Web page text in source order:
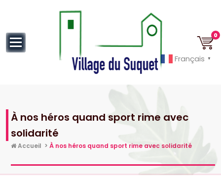
0
À nos héros quand sport rime avec
solidarité
Accueil > À nos héros quand sport rime avec solidarité
Français ▼